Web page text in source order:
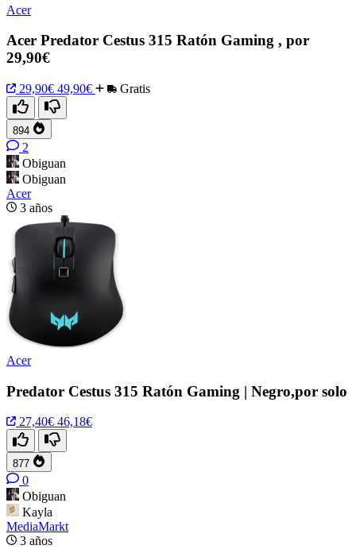
Acer
Acer Predator Cestus 315 Ratón Gaming , por
29,90€
29,90€ 49,90€ Gratis
894
2
Obiguan
Obiguan
Acer
3 años
Acer
Predator Cestus 315 Ratón Gaming | Negro,por solo
27,40€ 46,18€
877
0
Obiguan
Kayla
MediaMarkt
3 años